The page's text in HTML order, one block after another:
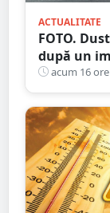
ACTUALITATE
FOTO.
după un
implicarea
acum 16 ore